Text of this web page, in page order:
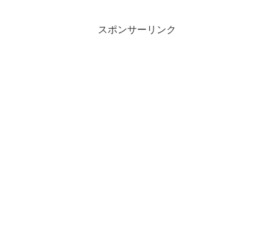
スポンサーリンク